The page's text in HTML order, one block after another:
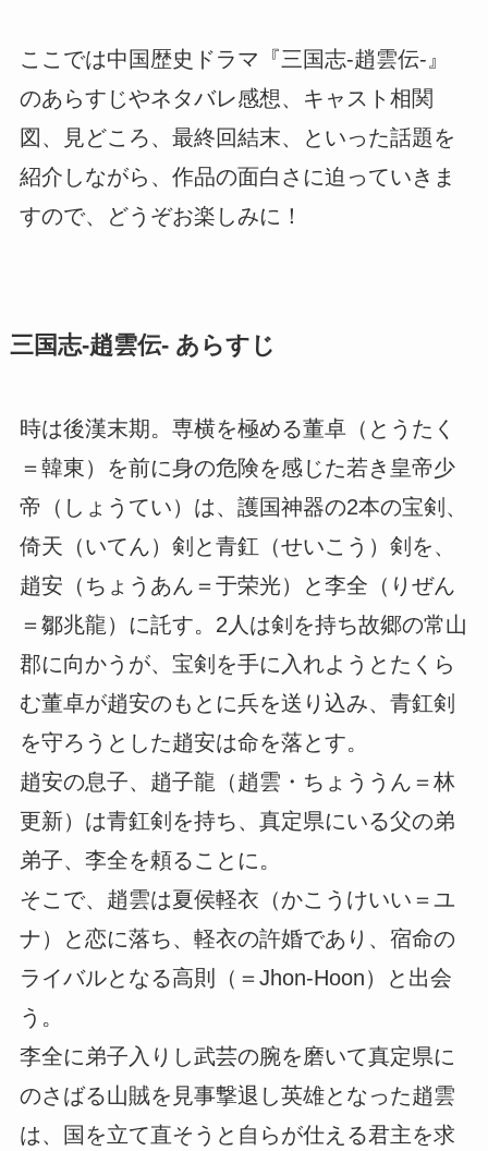
ここでは中国歴史ドラマ『三国志-趙雲伝-』
のあらすじやネタバレ感想、キャスト相関
図、見どころ、最終回結末、といった話題を
紹介しながら、作品の面白さに迫っていきま
すので、どうぞお楽しみに！
三国志-趙雲伝- あらすじ
時は後漢末期。専横を極める董卓（とうたく
＝韓東）を前に身の危険を感じた若き皇帝少
帝（しょうてい）は、護国神器の2本の宝剣、
倚天（いてん）剣と青釭（せいこう）剣を、
趙安（ちょうあん＝于荣光）と李全（りぜん
＝鄒兆龍）に託す。2人は剣を持ち故郷の常山
郡に向かうが、宝剣を手に入れようとたくら
む董卓が趙安のもとに兵を送り込み、青釭剣
を守ろうとした趙安は命を落とす。
趙安の息子、趙子龍（趙雲・ちょううん＝林
更新）は青釭剣を持ち、真定県にいる父の弟
弟子、李全を頼ることに。
そこで、趙雲は夏侯軽衣（かこうけいい＝ユ
ナ）と恋に落ち、軽衣の許婚であり、宿命の
ライバルとなる高則（＝Jhon-Hoon）と出会
う。
李全に弟子入りし武芸の腕を磨いて真定県に
のさばる山賊を見事撃退し英雄となった趙雲
は、国を立て直そうと自らが仕える君主を求